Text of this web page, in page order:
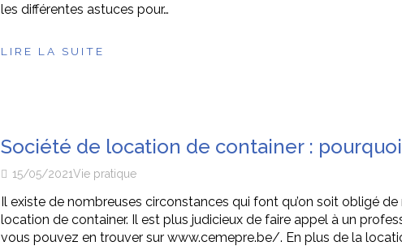
les différentes astuces pour…
LIRE LA SUITE
Société de location de container :
15/05/2021Vie pratique
Il existe de nombreuses circonstances qui font qu’on soit obligé de
location de container. Il est plus judicieux de faire appel à un
vous pouvez en trouver sur www.cemepre.be/. En plus de la